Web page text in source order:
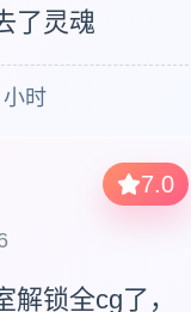
了灵魂
小时
7.0
锁全cg了，